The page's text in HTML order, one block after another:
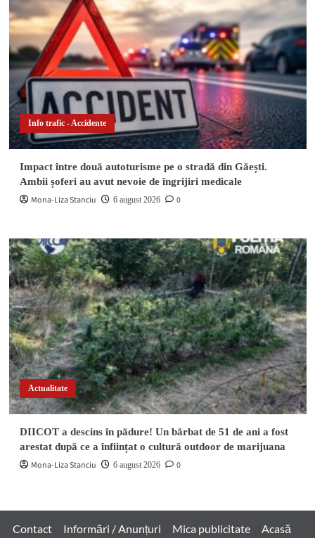
Info trafic - Accidente
Impact între două autoturisme pe o stradă din Găești.
Ambii șoferi au avut nevoie de îngrijiri medicale
Mona-Liza Stanciu 6 august 2026 0
Actualitate
DIICOT a descins în pădure! Un bărbat de 51 de ani a fost
arestat după ce a înființat o cultură outdoor de marijuana
Mona-Liza Stanciu 6 august 2026 0
Contact Informări / Anunțuri Mica publicitate
Acasă